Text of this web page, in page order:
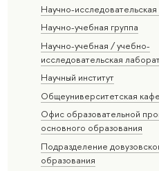
Научно-
Научно-учебная группа
Научно-учебная / учебно-
исследовательская
Научный институт
Общеуниверситетская
Офис образовательной
основного образования
Подразделение
образования